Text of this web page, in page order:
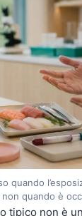
quando
quando è
tipico non è un